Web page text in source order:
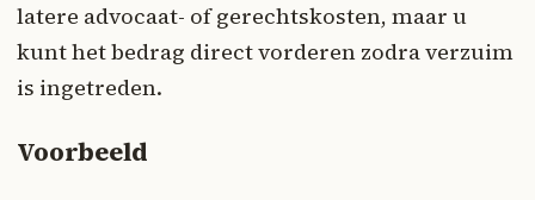
latere advocaat- of gerechtskosten, maar u
kunt het bedrag direct vorderen zodra verzuim
is ingetreden.
Voorbeeld